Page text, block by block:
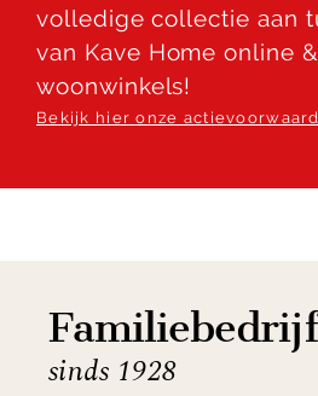
Familiebedrijf
sinds 1928
volledige collectie aan
van Kave Home online
woonwinkels!
Bekijk hier onze